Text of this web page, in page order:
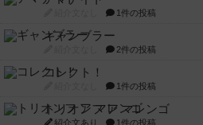
1件の投稿
ギャンブラー
2件の投稿
コレクト！
1件の投稿
トリオンフ ア マレンゴ
紹介文あり 1件の投稿